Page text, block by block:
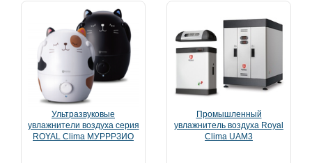
Ультразвуковые
увлажнители воздуха серия
ROYAL Clima МУРРРЗИО
Промышленный
увлажнитель воздуха Royal
Clima UAM3